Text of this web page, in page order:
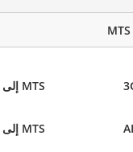
MTS إلى 7Z
MTS إلى AVI